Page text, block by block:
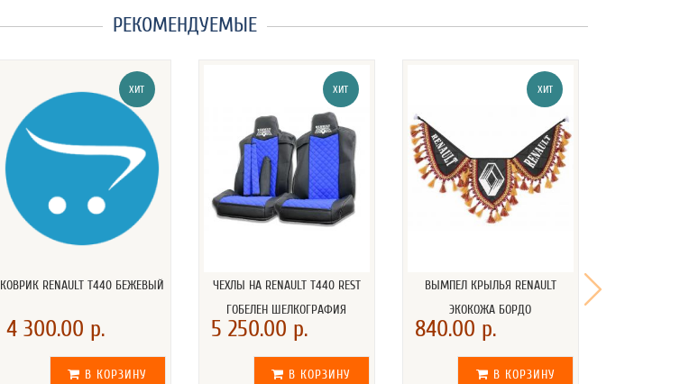
РЕКОМЕНДУЕМЫЕ
ХИТ
КОВРИК RENAULT T440 БЕЖЕВЫЙ
4 300.00 р.
В КОРЗИНУ
ХИТ
ЧЕХЛЫ НА RENAULT T440 REST
ГОБЕЛЕН ШЕЛКОГРАФИЯ
5 250.00 р.
В КОРЗИНУ
ХИТ
ВЫМПЕЛ КРЫЛЬЯ RENAULT
ЭКОКОЖА БОРДО
840.00 р.
В КОРЗИНУ